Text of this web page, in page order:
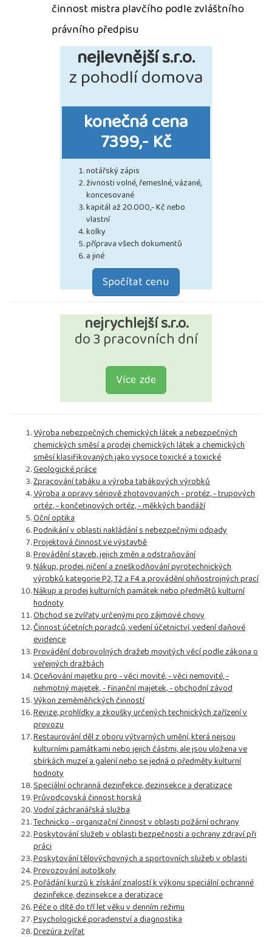
činnost mistra plavčího podle zvláštního
právního předpisu
nejlevnější s.r.o.
z pohodlí domova
konečná cena
7399,- Kč
notářský zápis
živnosti volné, řemeslné, vázané,
koncesované
kapitál až 20.000,- Kč nebo
vlastní
kolky
příprava všech dokumentů
a jiné
Spočítat cenu
nejrychlejší s.r.o.
do 3 pracovních dní
Více zde
Výroba nebezpečných chemických látek a nebezpečných
chemických směsí a prodej chemických látek a chemických
směsí klasifikovaných jako vysoce toxické a toxické
Geologické práce
Zpracování tabáku a výroba tabákových výrobků
Výroba a opravy sériově zhotovovaných - protéz, - trupových
ortéz, - končetinových ortéz, - měkkých bandáží
Oční optika
Podnikání v oblasti nakládání s nebezpečnými odpady
Projektová činnost ve výstavbě
Provádění staveb, jejich změn a odstraňování
Nákup, prodej, ničení a zneškodňování pyrotechnických
výrobků kategorie P2, T2 a F4 a provádění ohňostrojných prací
Nákup a prodej kulturních památek nebo předmětů kulturní
hodnoty
Obchod se zvířaty určenými pro zájmové chovy
Činnost účetních poradců, vedení účetnictví, vedení daňové
evidence
Provádění dobrovolných dražeb movitých věcí podle zákona o
veřejných dražbách
Oceňování majetku pro - věci movité, - věci nemovité, -
nehmotný majetek, - finanční majetek, - obchodní závod
Výkon zeměměřických činností
Revize, prohlídky a zkoušky určených technických zařízení v
provozu
Restaurování děl z oboru výtvarných umění, která nejsou
kulturními památkami nebo jejich částmi, ale jsou uložena ve
sbírkách muzeí a galerií nebo se jedná o předměty kulturní
hodnoty
Speciální ochranná dezinfekce, dezinsekce a deratizace
Průvodcovská činnost horská
Vodní záchranářská služba
Technicko - organizační činnost v oblasti požární ochrany
Poskytování služeb v oblasti bezpečnosti a ochrany zdraví při
práci
Poskytování tělovýchovných a sportovních služeb v oblasti
Provozování autoškoly
Pořádání kurzů k získání znalostí k výkonu speciální ochranné
dezinfekce, dezinsekce a deratizace
Péče o dítě do tří let věku v denním režimu
Psychologické poradenství a diagnostika
Drezúra zvířat